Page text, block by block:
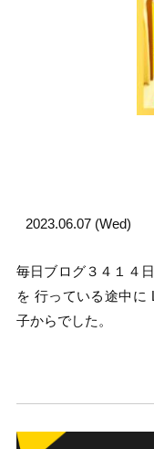
2023.06.07 (Wed)
毎日ブログ３４１４
を 行っている途中
子からでした。